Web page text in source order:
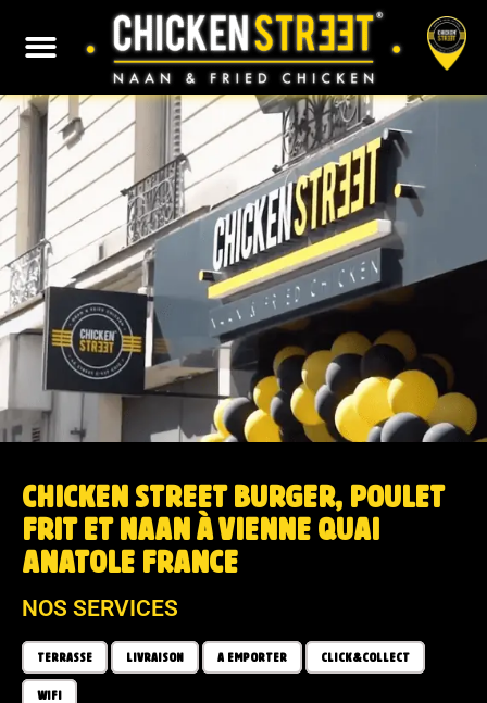
CHICKEN STREET BURGER, POULET
FRIT ET NAAN À VIENNE QUAI
ANATOLE FRANCE
NOS SERVICES
TERRASSE LIVRAISON A EMPORTER CLICK&COLLECT
WIFI